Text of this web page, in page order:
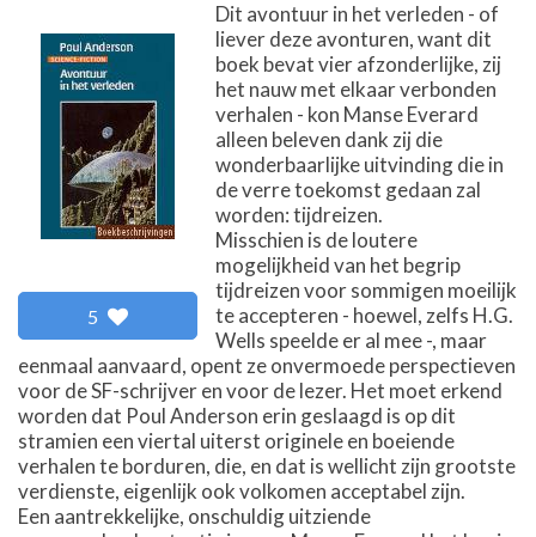
5
Dit avontuur in het verleden - of
liever deze avonturen, want dit
boek bevat vier afzonderlijke, zij
het nauw met elkaar verbonden
verhalen - kon Manse Everard
alleen beleven dank zij die
wonderbaarlijke uitvinding die in
de verre toekomst gedaan zal
worden: tijdreizen.
Misschien is de loutere
mogelijkheid van het begrip
tijdreizen voor sommigen moeilijk
te accepteren - hoewel, zelfs H.G.
Wells speelde er al mee -, maar
eenmaal aanvaard, opent ze onvermoede perspectieven
voor de SF-schrijver en voor de lezer. Het moet erkend
worden dat Poul Anderson erin geslaagd is op dit
stramien een viertal uiterst originele en boeiende
verhalen te borduren, die, en dat is wellicht zijn grootste
verdienste, eigenlijk ook volkomen acceptabel zijn.
Een aantrekkelijke, onschuldig uitziende